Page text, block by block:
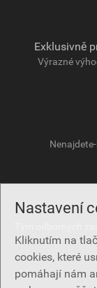
Nastavení
Kliknutím na
cookies, které
pomáhají nám
Exklusivně
Výrazné